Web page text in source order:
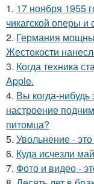
1. 17 ноября 1955
чикагской оперы и
2. Германия
Жестокости
3. Когда техника
Apple.
4. Вы когда-нибудь
настроение
питомца?
5. Увольнение -
6. Куда исчезли
7. Фото и видео -